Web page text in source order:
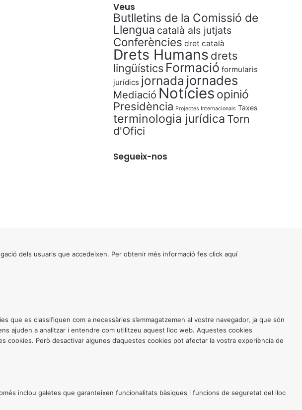
Veus
Butlletins de la Comissió de
Llengua català als jutjats
Conferències dret català
Drets Humans drets
lingüístics Formació formularis
jurídics jornada jornades
Mediació Notícies opinió
Presidència Projectes Internacionals Taxes
terminologia jurídica Torn
d'Ofici
Segueix-nos
dels usuaris que accedeixen. Per obtenir més informació fes click aquí
es classifiquen com a necessàries s’emmagatzemen al vostre navegador, ja que són
ajuden a analitzar i entendre com utilitzeu aquest lloc web. Aquestes cookies
cookies. Però desactivar algunes d’aquestes cookies pot afectar la vostra experiència de
inclou galetes que garanteixen funcionalitats bàsiques i funcions de seguretat del lloc